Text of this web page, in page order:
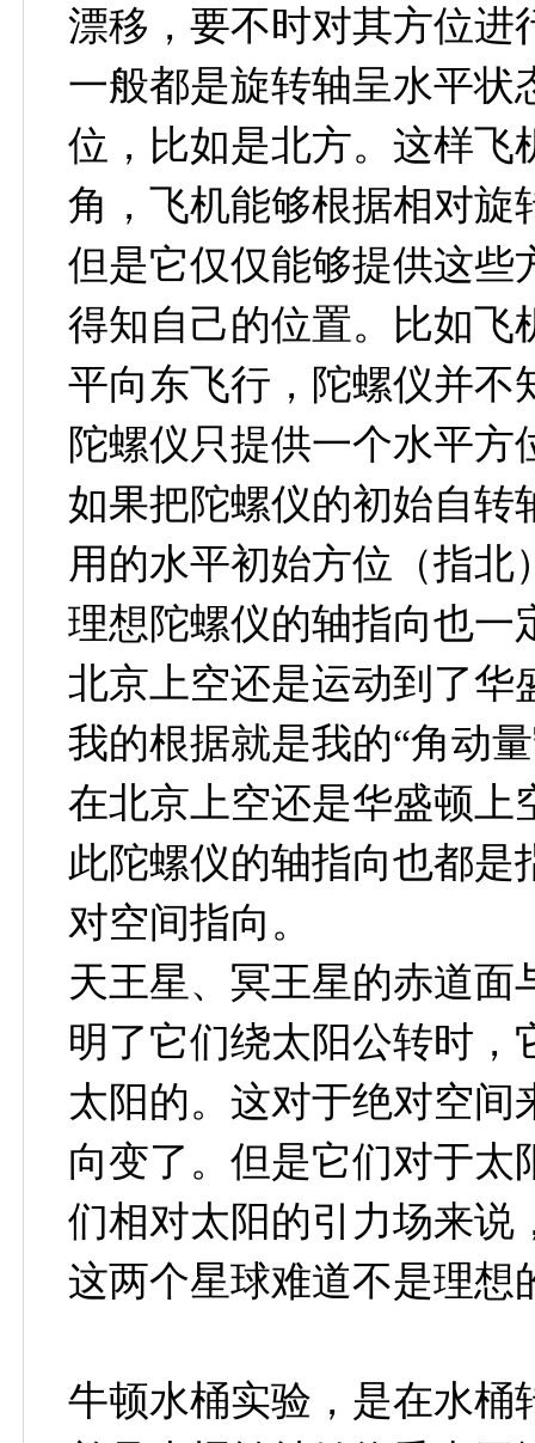
漂移，要不时对其方位进
一般都是旋转轴呈水平状
位，比如是北方。这样飞
角，飞机能够根据相对旋
但是它仅仅能够提供这些
得知自己的位置。比如飞
平向东飞行，陀螺仪并不
陀螺仪只提供一个水平方
如果把陀螺仪的初始自转
用的水平初始方位（指
理想陀螺仪的轴指向也一
北京上空还是运动到了华
我的根据就是我的“角动
在北京上空还是华盛顿上
此陀螺仪的轴指向也都是
对空间指向。
天王星、冥王星的赤道面
明了它们绕太阳公转时，
太阳的。这对于绝对空间
向变了。但是它们对于太
们相对太阳的引力场来说
这两个星球难道不是理想
牛顿水桶实验，是在水桶